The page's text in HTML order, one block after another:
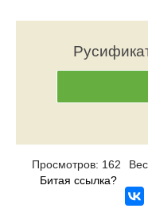
Просмотров: 162
Битая ссылка?